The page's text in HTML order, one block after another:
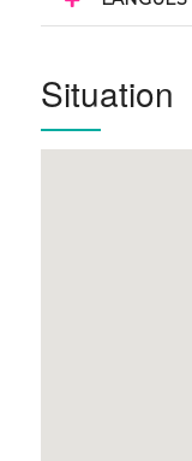
Situation